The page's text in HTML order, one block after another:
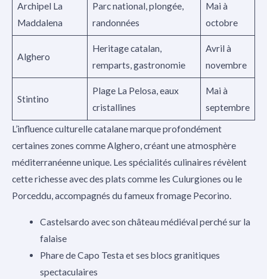
Archipel La
Maddalena
Parc national, plongée,
randonnées
Mai à
octobre
Alghero
Heritage catalan,
remparts, gastronomie
Avril à
novembre
Stintino
Plage La Pelosa, eaux
cristallines
Mai à
septembre
L’influence culturelle catalane marque profondément
certaines zones comme Alghero, créant une atmosphère
méditerranéenne unique. Les spécialités culinaires révèlent
cette richesse avec des plats comme les Culurgiones ou le
Porceddu, accompagnés du fameux fromage Pecorino.
Castelsardo avec son château médiéval perché sur la
falaise
Phare de Capo Testa et ses blocs granitiques
spectaculaires